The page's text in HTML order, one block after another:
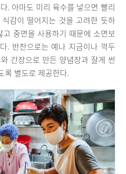
. 아마도 미리 육수를 넣으면 빨리
감이 떨어지는 것을 고려한 듯하
중면을 사용하기 때문에 소면보
. 반찬으로는 예나 지금이나 깍두
간장으로 만든 양념장과 잘게 썬
록 별도로 제공한다.